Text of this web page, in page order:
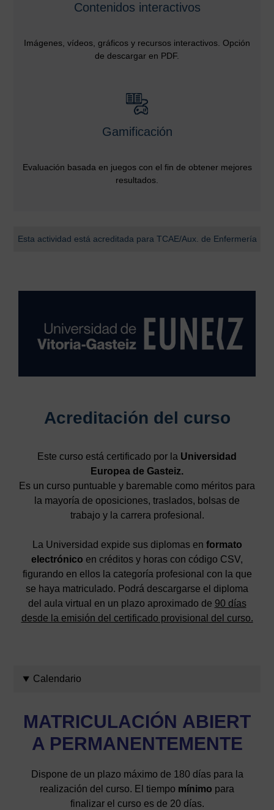
Contenidos interactivos
Imágenes, vídeos, gráficos y recursos interactivos. Opción
de descargar en PDF.
Gamificación
Evaluación basada en juegos con el fin de obtener mejores
resultados.
Esta actividad está acreditada para TCAE/Aux. de Enfermería
Acreditación del curso
Este curso está certificado por la Universidad
Europea de Gasteiz.
Es un curso puntuable y baremable como méritos para
la mayoría de oposiciones, traslados, bolsas de
trabajo y la carrera profesional.
La Universidad expide sus diplomas en formato
electrónico en créditos y horas con código CSV,
figurando en ellos la categoría profesional con la que
se haya matriculado. Podrá descargarse el diploma
del aula virtual en un plazo aproximado de 90 días
desde la emisión del certificado provisional del curso.
Calendario
MATRICULACIÓN ABIERT
A PERMANENTEMENTE
Dispone de un plazo máximo de 180 días para la
realización del curso. El tiempo mínimo para
finalizar el curso es de 20 días.